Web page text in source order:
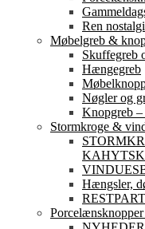
Ren nostalgi
Møbelgreb &
Skuffegreb
Hængegreb
Nøgler og
Knopgreb –
Stormkroge &
Hængsler,